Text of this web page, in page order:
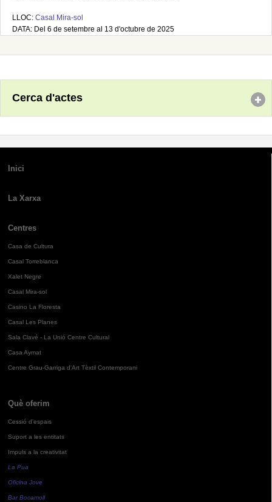
LLOC: Casal Mira-sol
DATA: Del 6 de setembre al 13 d'octubre de 2025
Cerca d'actes
Inici
La Xarxa
Centres
Casa de Cultura
Casal Torreblanca
Xalet Negre
Casal Mira-sol
Casino La Floresta
Casal Les Planes
Sala Clavé - La Unió Centre Cultural
Casa Aymat
Centre Grau-Garriga d'Art Tèxtil Contemporani
Què oferim
Cessió d'espais
Suport a les entitats
Impuls a la creativitat
La Pua
Oficina Jove
Bar Bocamoll